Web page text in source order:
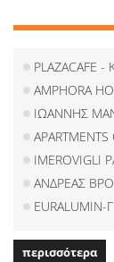
PLAZACAFE -
AMPHORA
ΙΩΑΝΝΗΣ
IMEROVIGLI
ΑΝΔΡΕΑΣ
περισσότερα